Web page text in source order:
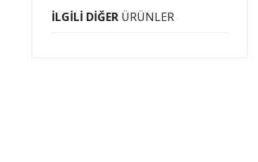
İLGİLİ DİĞER ÜRÜNLER